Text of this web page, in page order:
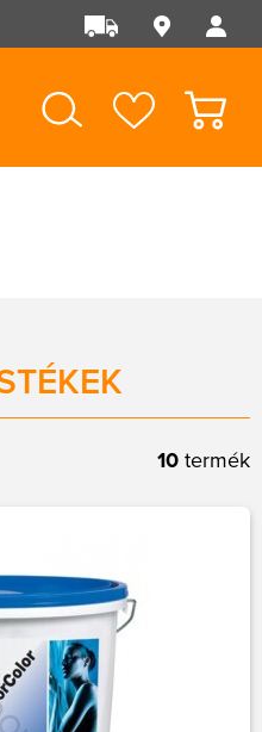
10 termék